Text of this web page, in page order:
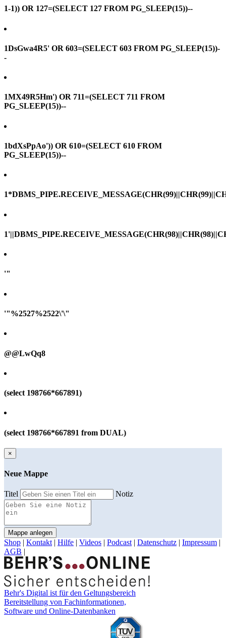
1-1)) OR 127=(SELECT 127 FROM PG_SLEEP(15))--
1DsGwa4R5' OR 603=(SELECT 603 FROM PG_SLEEP(15))-
-
1MX49R5Hm') OR 711=(SELECT 711 FROM
PG_SLEEP(15))--
1bdXsPpAo')) OR 610=(SELECT 610 FROM
PG_SLEEP(15))--
'"
'"%2527%2522\'\"
@@LwQq8
(select 198766*667891)
(select 198766*667891 from DUAL)
×
Neue Mappe
Titel Notiz
Mappe anlegen
Shop | Kontakt | Hilfe | Videos | Podcast | Datenschutz | Impressum |
AGB |
Behr's Digital ist für den Geltungsbereich
Bereitstellung von Fachinformationen,
Software und Online-Datenbanken